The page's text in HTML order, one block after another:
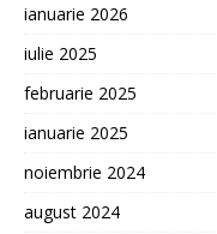
ianuarie 2026
iulie 2025
februarie 2025
ianuarie 2025
noiembrie 2024
august 2024